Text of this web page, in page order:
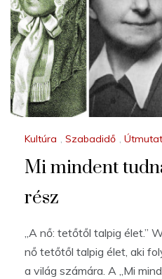
Kultúra , Szabadidő ,
Mi mindent
rész
„A nő: tetőtől talpig élet.”
nő tetőtől talpig élet, aki
a világ számára. A „Mi